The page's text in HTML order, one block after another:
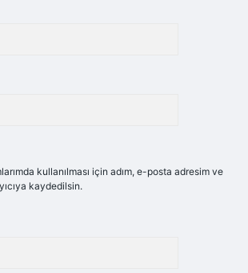
kullanılması için adım, e-posta adresim ve
kaydedilsin.